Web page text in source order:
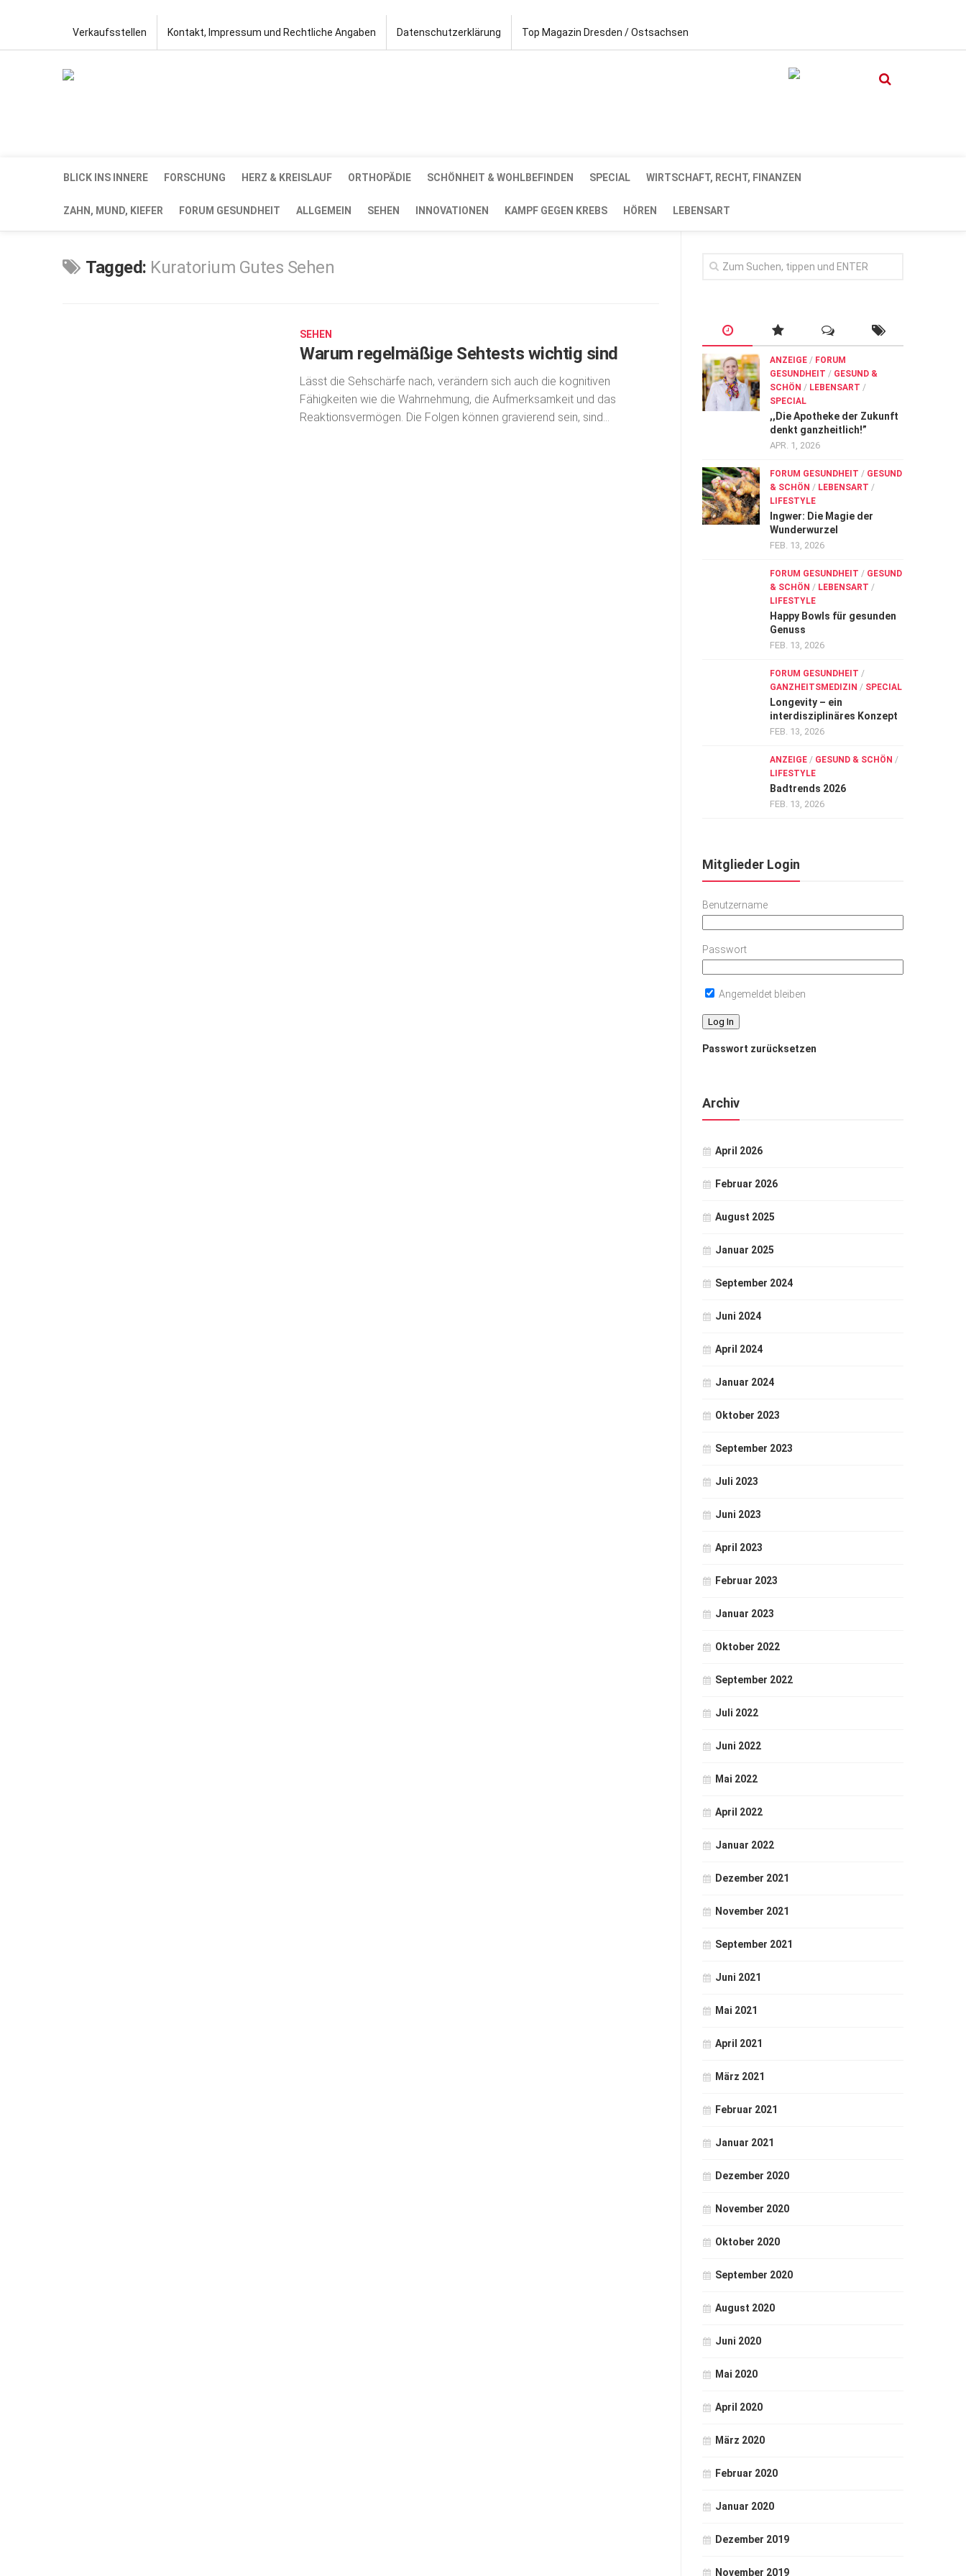
Verkaufsstellen Kontakt, Impressum und Rechtliche Angaben Datenschutzerklärung Top Magazin Dresden / Ostsachsen
BLICK INS INNERE FORSCHUNG HERZ & KREISLAUF ORTHOPÄDIE SCHÖNHEIT & WOHLBEFINDEN SPECIAL WIRTSCHAFT, RECHT, FINANZEN
ZAHN, MUND, KIEFER FORUM GESUNDHEIT ALLGEMEIN SEHEN INNOVATIONEN KAMPF GEGEN KREBS HÖREN LEBENSART
Tagged: Kuratorium Gutes Sehen
SEHEN
Warum regelmäßige Sehtests wichtig sind
Lässt die Sehschärfe nach, verändern sich auch die kogni­tiven
Fähigkeiten wie die Wahrnehmung, die Aufmerksamkeit und das
Reaktionsvermögen. Die Folgen können gravierend sein, sind...
ANZEIGE / FORUM
GESUNDHEIT / GESUND &
SCHÖN / LEBENSART /
SPECIAL
,,Die Apotheke der Zukunft
denkt ganzheitlich!”
APR. 1, 2026
FORUM GESUNDHEIT / GESUND
& SCHÖN / LEBENSART /
LIFESTYLE
Ingwer: Die Magie der
Wunderwurzel
FEB. 13, 2026
FORUM GESUNDHEIT / GESUND
& SCHÖN / LEBENSART /
LIFESTYLE
Happy Bowls für gesunden
Genuss
FEB. 13, 2026
FORUM GESUNDHEIT /
GANZHEITSMEDIZIN / SPECIAL
Longevity – ein
interdisziplinäres Konzept
FEB. 13, 2026
ANZEIGE / GESUND & SCHÖN /
LIFESTYLE
Badtrends 2026
FEB. 13, 2026
Mitglieder Login
Benutzername
Passwort
Angemeldet bleiben
Passwort zurücksetzen
Archiv
April 2026
Februar 2026
August 2025
Januar 2025
September 2024
Juni 2024
April 2024
Januar 2024
Oktober 2023
September 2023
Juli 2023
Juni 2023
April 2023
Februar 2023
Januar 2023
Oktober 2022
September 2022
Juli 2022
Juni 2022
Mai 2022
April 2022
Januar 2022
Dezember 2021
November 2021
September 2021
Juni 2021
Mai 2021
April 2021
März 2021
Februar 2021
Januar 2021
Dezember 2020
November 2020
Oktober 2020
September 2020
August 2020
Juni 2020
Mai 2020
April 2020
März 2020
Februar 2020
Januar 2020
Dezember 2019
November 2019